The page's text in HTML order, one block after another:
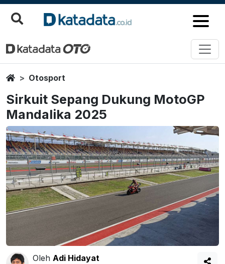
HomeOtosport
Sirkuit Sepang Dukung MotoGP
Mandalika 2025
Oleh Adi Hidayat